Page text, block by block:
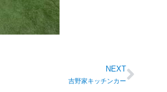
NEXT
吉野家キッチンカー